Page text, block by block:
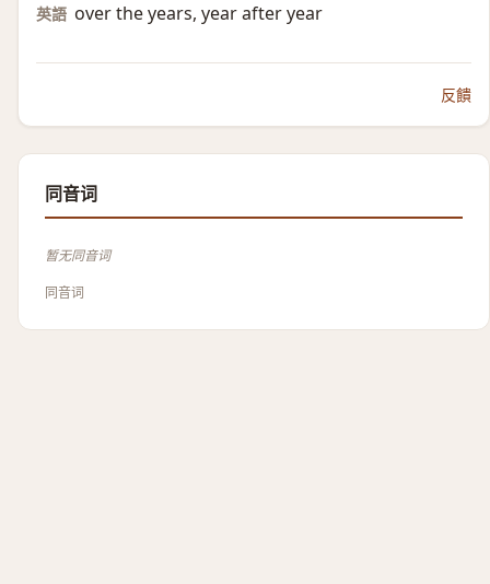
英語 over the years, year after year
反饋
同音词
暂无同音词
同音词